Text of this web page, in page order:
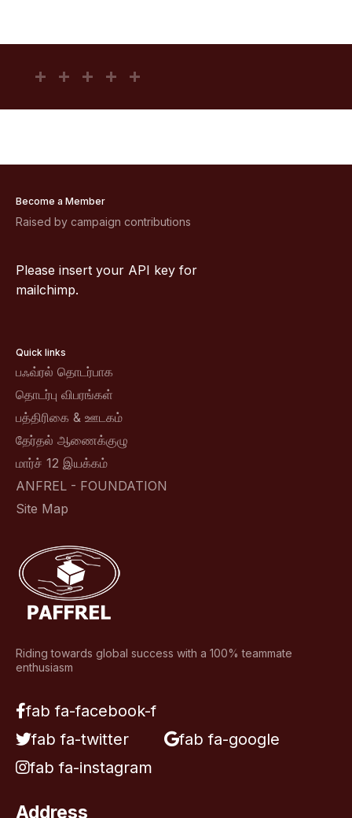
Become a Member
Raised by campaign contributions
Please insert your API key for
mailchimp.
Quick links
பஃவ்ரல் தொடர்பாக
தொடர்பு விபரங்கள்
பத்திரிகை & ஊடகம்
தேர்தல் ஆணைக்குழு
மார்ச் 12 இயக்கம்
ANFREL - FOUNDATION
Site Map
Riding towards global success with a 100% teammate
enthusiasm
fab fa-facebook-f
fab fa-twitter
fab fa-google
fab fa-instagram
Address